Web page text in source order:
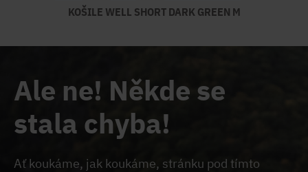
KOŠILE WELL SHORT DARK GREEN M
Ale ne! Někde se
stala chyba!
Ať koukáme, jak koukáme, stránku pod tímto